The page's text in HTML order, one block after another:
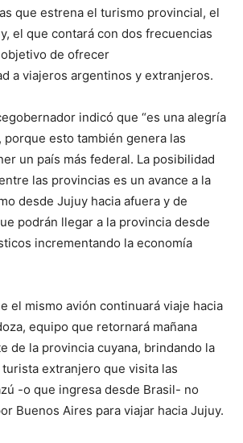
que estrena el turismo provincial, el
el que contará con dos frecuencias
de ofrecer
a viajeros argentinos y extranjeros.
indicó que “es una alegría
esto también genera las
un país más federal. La posibilidad
las provincias es un avance a la
desde Jujuy hacia afuera y de
podrán llegar a la provincia desde
incrementando la economía
el mismo avión continuará viaje hacia
equipo que retornará mañana
de la provincia cuyana, brindando la
extranjero que visita las
-o que ingresa desde Brasil- no
Buenos Aires para viajar hacia Jujuy.